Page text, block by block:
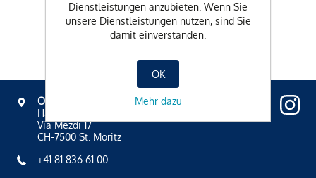
OVAVERVA
Hallenbad, Spa & Sportzentrum
Via Mezdi 17
CH-7500 St. Moritz
+41 81 836 61 00
Dienstleistungen anzubieten. Wenn Sie
unsere Dienstleistungen nutzen, sind Sie
damit einverstanden.
OK
Mehr dazu